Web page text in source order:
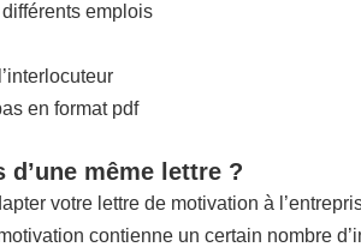
emplois
en format pdf
même lettre ?
votre lettre de motivation à
contienne un certain nombre